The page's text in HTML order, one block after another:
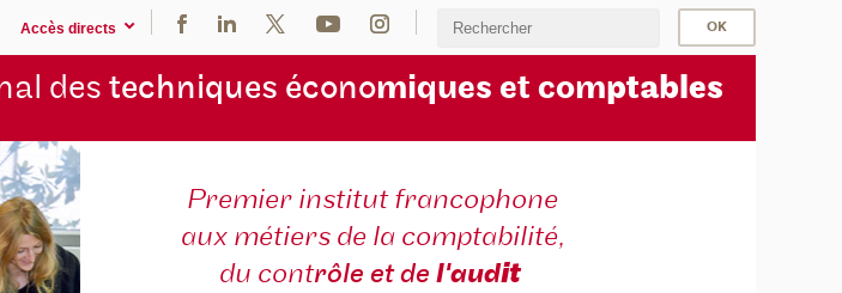
Accès directs
des techniques économiques et comptables
Premier institut francophone
aux métiers de la comptabilité,
du contrôle et del'audit